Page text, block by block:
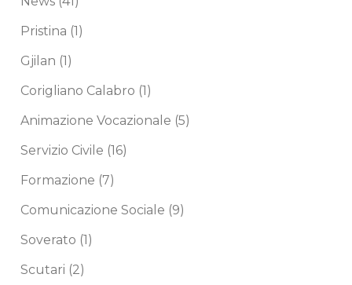
Pristina (1)
Gjilan (1)
Corigliano Calabro (1)
Animazione Vocazionale (5)
Servizio Civile (16)
Formazione (7)
Comunicazione Sociale (9)
Soverato (1)
Scutari (2)